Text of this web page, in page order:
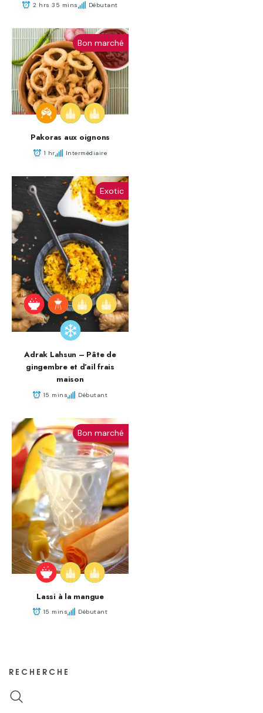
2 hrs 35 mins Débutant
Bon marché
Pakoras aux oignons
1 hr Intermédiaire
Exotic
Adrak Lahsun – Pâte de
gingembre et d’ail frais
maison
15 mins Débutant
Bon marché
Lassi à la mangue
15 mins Débutant
RECHERCHE